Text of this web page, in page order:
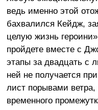
ведь именно этой
бахвалился Кейдж,
целую жизнь
пройдете вместе с
этапы за двадцать с
ней не получается
лист порывами ветра,
временного